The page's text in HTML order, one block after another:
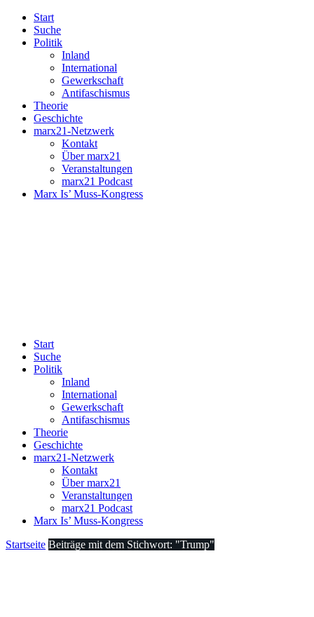
Start
Suche
Politik
Inland
International
Gewerkschaft
Antifaschismus
Theorie
Geschichte
marx21-Netzwerk
Kontakt
Über marx21
Veranstaltungen
marx21 Podcast
Marx Is’ Muss-Kongress
Start
Suche
Politik
Inland
International
Gewerkschaft
Antifaschismus
Theorie
Geschichte
marx21-Netzwerk
Kontakt
Über marx21
Veranstaltungen
marx21 Podcast
Marx Is’ Muss-Kongress
Startseite Beiträge mit dem Stichwort: "Trump"